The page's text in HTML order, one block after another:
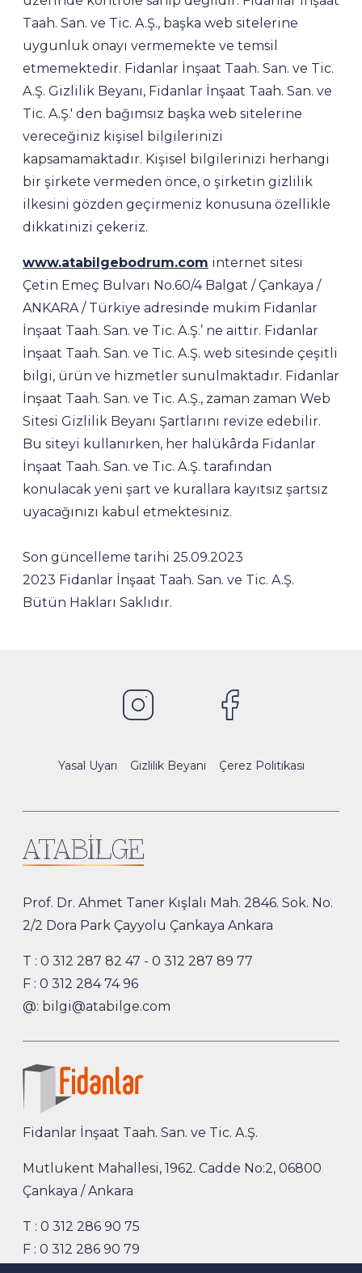
Taah. San. ve Tic. A.Ş., başka web sitelerine
uygunluk onayı vermemekte ve temsil
etmemektedir. Fidanlar İnşaat Taah. San. ve Tic.
A.Ş. Gizlilik Beyanı, Fidanlar İnşaat Taah. San. ve
Tic. A.Ş.' den bağımsız başka web sitelerine
vereceğiniz kişisel bilgilerinizi
kapsamamaktadır. Kişisel bilgilerinizi herhangi
bir şirkete vermeden önce, o şirketin gizlilik
ilkesini gözden geçirmeniz konusuna özellikle
dikkatinizi çekeriz.
www.atabilgebodrum.com internet sitesi
Çetin Emeç Bulvarı No.60/4 Balgat / Çankaya /
ANKARA / Türkiye adresinde mukim Fidanlar
İnşaat Taah. San. ve Tic. A.Ş.’ ne aittir. Fidanlar
İnşaat Taah. San. ve Tic. A.Ş. web sitesinde çeşitli
bilgi, ürün ve hizmetler sunulmaktadır. Fidanlar
İnşaat Taah. San. ve Tic. A.Ş., zaman zaman Web
Sitesi Gizlilik Beyanı Şartlarını revize edebilir.
Bu siteyi kullanırken, her halükârda Fidanlar
İnşaat Taah. San. ve Tic. A.Ş. tarafından
konulacak yeni şart ve kurallara kayıtsız şartsız
uyacağınızı kabul etmektesiniz.
Son güncelleme tarihi 25.09.2023
2023 Fidanlar İnşaat Taah. San. ve Tic. A.Ş.
Bütün Hakları Saklıdır.
Yasal Uyarı Gizlilik Beyanı Çerez Politikası
Prof. Dr. Ahmet Taner Kışlalı Mah. 2846. Sok. No.
2/2 Dora Park Çayyolu Çankaya Ankara
T : 0 312 287 82 47 - 0 312 287 89 77
F : 0 312 284 74 96
@: bilgi@atabilge.com
Fidanlar İnşaat Taah. San. ve Tic. A.Ş.
Mutlukent Mahallesi, 1962. Cadde No:2, 06800
Çankaya / Ankara
T : 0 312 286 90 75
F : 0 312 286 90 79